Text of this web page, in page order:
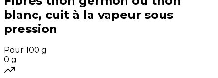
blanc, cuit à la vapeur sous
pression
Pour 100 g
0 g